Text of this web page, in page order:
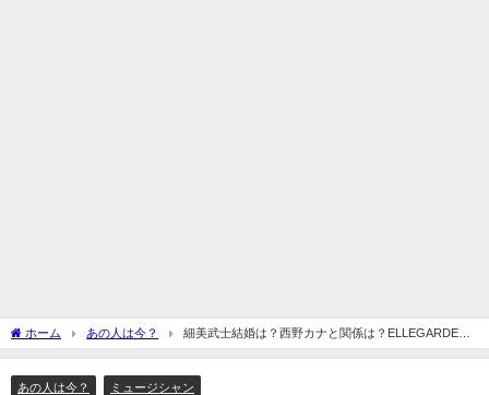
ホーム あの人は今？
細美武士結婚は？西野カナと関係は？ELLEGARDEN
結成まで
あの人は今？ ミュージシャン